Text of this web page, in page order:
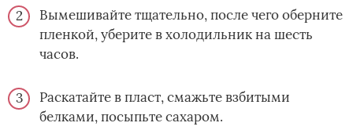
Вымешивайте тщательно, после чего оберните
пленкой, уберите в холодильник на шесть
часов.
Раскатайте в пласт, смажьте взбитыми
белками, посыпьте сахаром.